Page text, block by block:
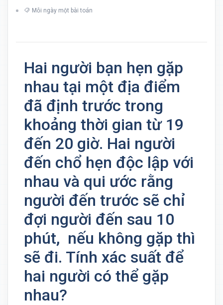
Mỗi ngày một bài toán
Hai người bạn hẹn gặp
nhau tại một địa điểm
đã định trước trong
khoảng thời gian từ 19
đến 20 giờ. Hai người
đến chổ hẹn độc lập với
nhau và qui ước rằng
người đến trước sẽ chỉ
đợi người đến sau 10
phút, nếu không gặp thì
sẽ đi. Tính xác suất để
hai người có thể gặp
nhau?